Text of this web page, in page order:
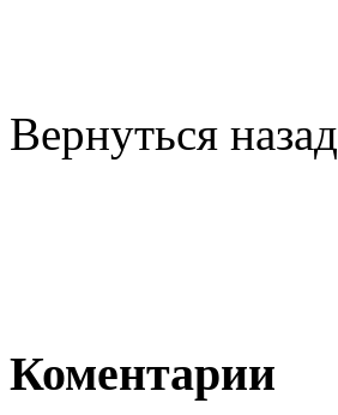
Вернуться назад
Коментарии